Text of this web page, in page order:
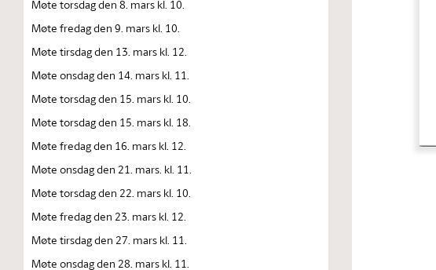
Møte torsdag den 8. mars kl. 10.
Møte fredag den 9. mars kl. 10.
Møte tirsdag den 13. mars kl. 12.
Møte onsdag den 14. mars kl. 11.
Møte torsdag den 15. mars kl. 10.
Møte torsdag den 15. mars kl. 18.
Møte fredag den 16. mars kl. 12.
Møte onsdag den 21. mars. kl. 11.
Møte torsdag den 22. mars kl. 10.
Møte fredag den 23. mars kl. 12.
Møte tirsdag den 27. mars kl. 11.
Møte onsdag den 28. mars kl. 11.